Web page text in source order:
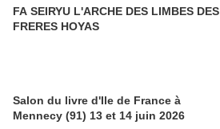
FA SEIRYU L'ARCHE DES LIMBES DES
FRERES HOYAS
Salon du livre d'Ile de France à
Mennecy (91) 13 et 14 juin 2026